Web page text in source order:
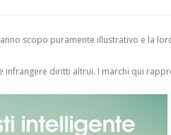
scopo puramente illustrativo e la
infrangere diritti altrui. I marchi qui